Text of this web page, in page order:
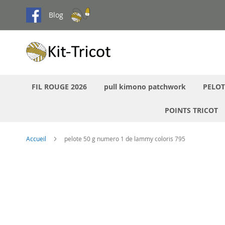
Aller
au
contenu
Blog
FIL ROUGE 2026 pull kimono patchwork
POINTS TRICOT
Accueil pelote 50 g numero 1 de lammy coloris 795